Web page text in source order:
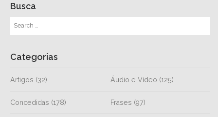
Busca
Categorias
Artigos (32) Áudio e Vídeo (125)
Concedidas (178) Frases (97)